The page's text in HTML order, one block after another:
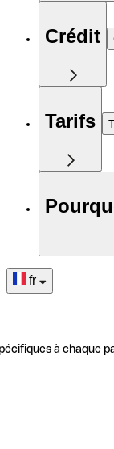
Crédit
Tarifs
fr
à chaque